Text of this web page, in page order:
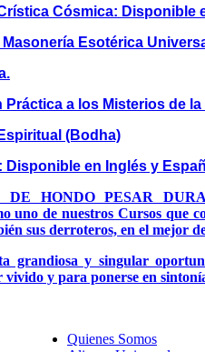
Cósmica: Disponible
Masonería Esotérica
Práctica a los Misterios de la
(Bodha)
Disponible en Inglés y
DE HONDO PESAR
uno de nuestros Cursos que
sus derroteros, en el mejor
grandiosa y singular
vivido y para ponerse en
Quienes Somos